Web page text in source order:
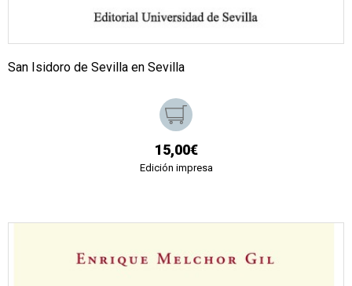
San Isidoro de Sevilla en Sevilla
15,00€
Edición impresa